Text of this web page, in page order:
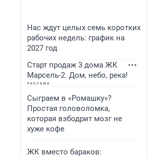
Нас ждут целых семь коротких
рабочих недель: график на
2027 год
Старт продаж 3 дома ЖК
Марсель-2. Дом, небо, река!
Сыграем в «Ромашку»?
Простая головоломка,
которая взбодрит мозг не
хуже кофе
ЖК вместо бараков: